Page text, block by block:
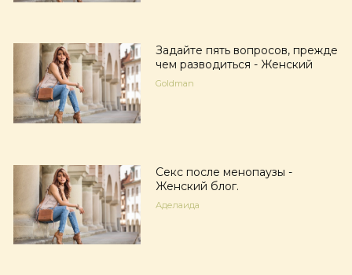
Задайте пять вопросов, прежде
чем разводиться - Женский
Goldman
Секс после менопаузы -
Женский блог.
Аделаида